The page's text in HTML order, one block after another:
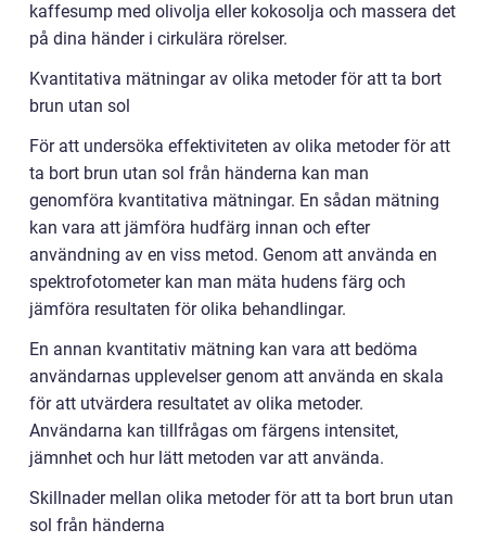
kaffesump med olivolja eller kokosolja och massera det
på dina händer i cirkulära rörelser.
Kvantitativa mätningar av olika metoder för att ta bort
brun utan sol
För att undersöka effektiviteten av olika metoder för att
ta bort brun utan sol från händerna kan man
genomföra kvantitativa mätningar. En sådan mätning
kan vara att jämföra hudfärg innan och efter
användning av en viss metod. Genom att använda en
spektrofotometer kan man mäta hudens färg och
jämföra resultaten för olika behandlingar.
En annan kvantitativ mätning kan vara att bedöma
användarnas upplevelser genom att använda en skala
för att utvärdera resultatet av olika metoder.
Användarna kan tillfrågas om färgens intensitet,
jämnhet och hur lätt metoden var att använda.
Skillnader mellan olika metoder för att ta bort brun utan
sol från händerna